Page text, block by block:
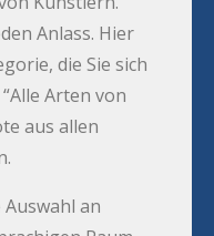
Anlass. Hier
die Sie sich
Arten von
aus allen
an